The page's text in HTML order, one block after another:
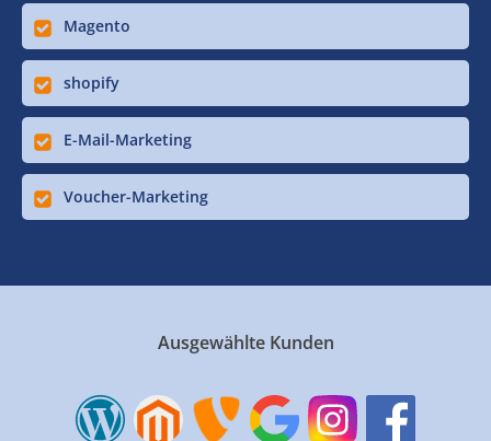
Magento
shopify
E-Mail-Marketing
Voucher-Marketing
Ausgewählte Kunden